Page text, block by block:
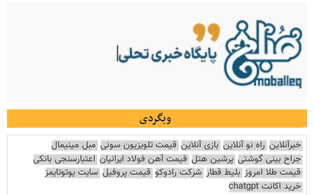
وبگردی
خبرآنلاین راه نو آنلاین بازی آنلاین قیمت تلویزیون سونی مبل مینیمال
جراح بینی گوشتی پرشین هتل قیمت آهن فولاد ایرانیان اعتبارسنجی بانکی
قیمت طلا امروز بلیط قطار شرکت رادوکو قیمت پروفیل سایت یوتوتایمز
خرید اکانت chatgpt